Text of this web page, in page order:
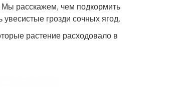
Мы расскажем, чем подкормить
грозди сочных ягод.
растение расходовало в